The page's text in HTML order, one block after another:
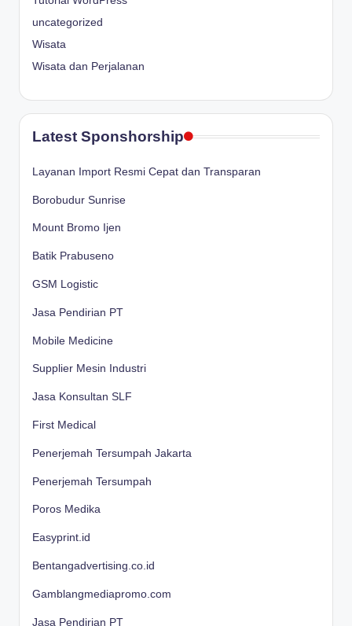
uncategorized
Wisata
Wisata dan Perjalanan
Latest Sponshorship
Layanan Import Resmi Cepat dan Transparan
Borobudur Sunrise
Mount Bromo Ijen
Batik Prabuseno
GSM Logistic
Jasa Pendirian PT
Mobile Medicine
Supplier Mesin Industri
Jasa Konsultan SLF
First Medical
Penerjemah Tersumpah Jakarta
Penerjemah Tersumpah
Poros Medika
Easyprint.id
Bentangadvertising.co.id
Gamblangmediapromo.com
Jasa Pendirian PT